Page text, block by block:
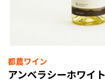
都農ワイン
アンベラシーホワイト